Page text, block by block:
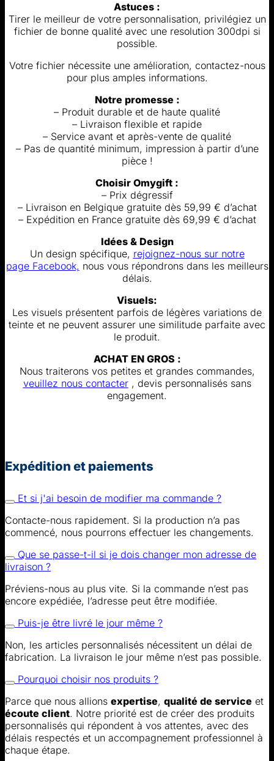
Astuces :
Tirer le meilleur de votre personnalisation, privilégiez un
fichier de bonne qualité avec une resolution 300dpi si
possible.
Votre fichier nécessite une amélioration, contactez-nous
pour plus amples informations.
Notre promesse :
– Produit durable et de haute qualité
– Livraison flexible et rapide
– Service avant et après-vente de qualité
– Pas de quantité minimum, impression à partir d’une
pièce !
Choisir Omygift :
– Prix dégressif
– Livraison en Belgique gratuite dès 59,99 € d’achat
– Expédition en France gratuite dès 69,99 € d’achat
Idées & Design
Un design spécifique, rejoignez-nous sur notre
page Facebook, nous vous répondrons dans les meilleurs
délais.
Visuels:
Les visuels présentent parfois de légères variations de
teinte et ne peuvent assurer une similitude parfaite avec
le produit.
ACHAT EN GROS :
Nous traiterons vos petites et grandes commandes,
veuillez nous contacter, devis personnalisés sans
engagement.
Expédition et paiements
Et si j'ai besoin de modifier ma commande ?
Contacte-nous rapidement. Si la production n’a pas
commencé, nous pourrons effectuer les changements.
Que se passe-t-il si je dois changer mon adresse de
livraison ?
Préviens-nous au plus vite. Si la commande n’est pas
encore expédiée, l’adresse peut être modifiée.
Puis-je être livré le jour même ?
Non, les articles personnalisés nécessitent un délai de
fabrication. La livraison le jour même n’est pas possible.
Pourquoi choisir nos produits ?
Parce que nous allions expertise, qualité de service et
écoute client. Notre priorité est de créer des produits
personnalisés qui répondent à vos attentes, avec des
délais respectés et un accompagnement professionnel à
chaque étape.